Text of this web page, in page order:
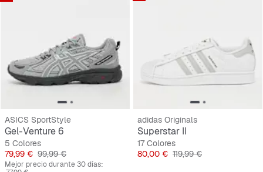
ASICS SportStyle
Gel-Venture 6
5 Colores
Precio
79,99 € Precio original
99,99 €
Mejor precio durante 30 días:
adidas Originals
Superstar II
17 Colores
Precio
80,00 € Precio original
119,99 €